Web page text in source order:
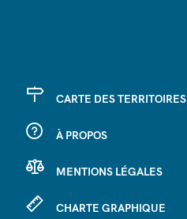
CARTE DES TERRITOIRES
À PROPOS
MENTIONS LÉGALES
CHARTE GRAPHIQUE